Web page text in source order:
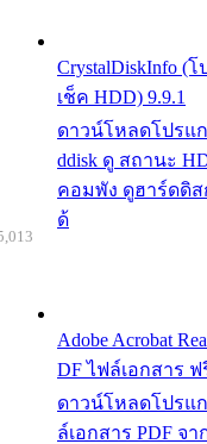
CrystalDiskInfo (
เช็ค HDD) 9.9.1
ดาวน์โหลดโปรแก
ddisk ดู สถานะ
คอมพัง ดูฮาร์ดดิส
ด้
Adobe Acrobat
DF ไฟล์เอกสาร ฟ
ดาวน์โหลดโปรแก
ล์เอกสาร PDF จ